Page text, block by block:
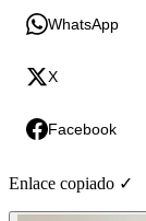
WhatsApp
X
Facebook
Enlace copiado ✓